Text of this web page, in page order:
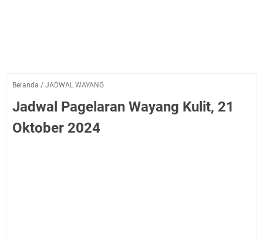
Beranda / JADWAL WAYANG
Jadwal Pagelaran Wayang Kulit, 21
Oktober 2024